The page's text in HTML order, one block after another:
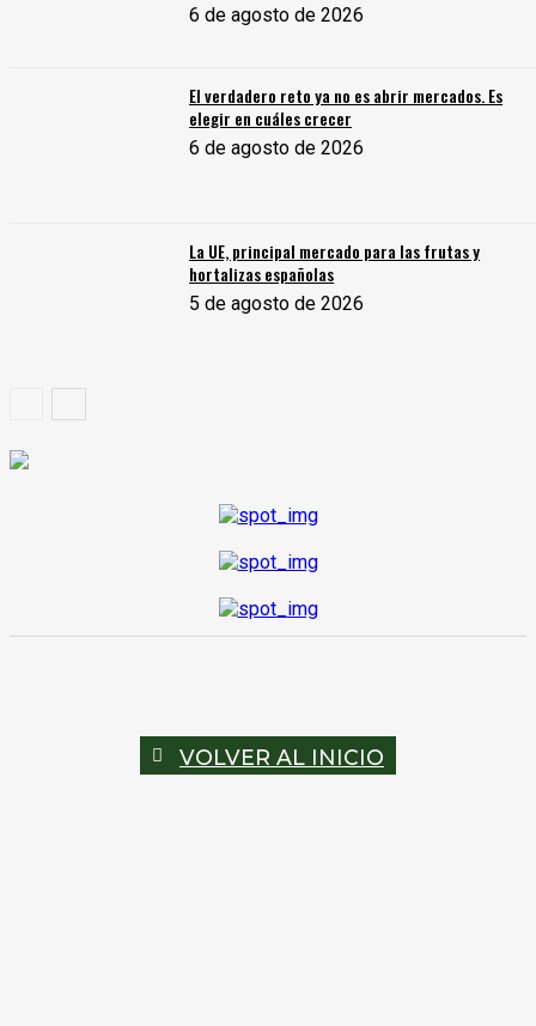
6 de agosto de 2026
El verdadero reto ya no es abrir mercados. Es
elegir en cuáles crecer
6 de agosto de 2026
La UE, principal mercado para las frutas y
hortalizas españolas
5 de agosto de 2026
VOLVER AL INICIO